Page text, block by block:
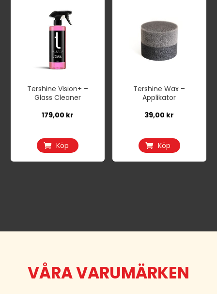
Tershine Vision+ –
Glass Cleaner
179,00 kr
Köp
Tershine Wax –
Applikator
39,00 kr
Köp
VÅRA VARUMÄRKEN